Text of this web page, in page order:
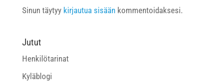
Sinun täytyy kirjautua sisäänkommentoidaksesi.
Jutut
Henkilötarinat
Kyläblogi